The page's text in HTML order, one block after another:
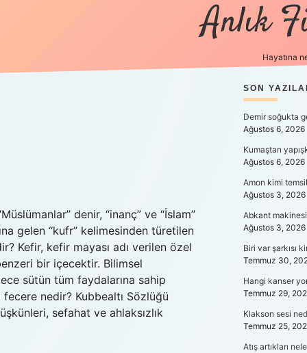
Anlık
Hayatına
denir, “inanç” ve “İslam”
gelen “kufr” kelimesinden türetilen
Kefir, kefir mayası adı verilen özel
bir içecektir. Bilimsel
sütün tüm faydalarına sahip
nedir? Kubbealtı Sözlüğü
SON
Demir soğukta
Ağustos 6, 2026
Kumaştan
Ağustos 6, 2026
Amon kimi
Ağustos 3, 2026
Abkant makinesi
Ağustos 3, 2026
Biri var şarkısı
Temmuz 30,
Hangi kanser
Temmuz 29,
Klakson sesi
Temmuz 25,
Atış artıkları